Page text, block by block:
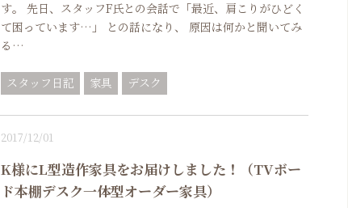
す。 先日、スタッフF氏との会話で「最近、肩こりがひどく
て困っています…」 との話になり、 原因は何かと聞いてみ
る…
スタッフ日記 家具 デスク
2017/12/01
K様にL型造作家具をお届けしました！（TVボー
ド本棚デスク一体型オーダー家具）